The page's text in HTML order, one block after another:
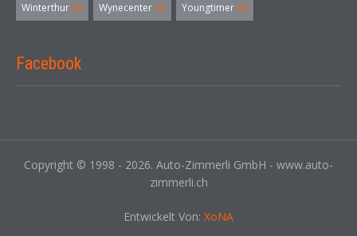
Winterthur (3) Wynecenter (3) Youngtimer (5)
Facebook
Copyright © 1998 - 2026. Auto-Zimmerli GmbH - www.auto-
zimmerli.ch
Entwickelt Von: XoNA